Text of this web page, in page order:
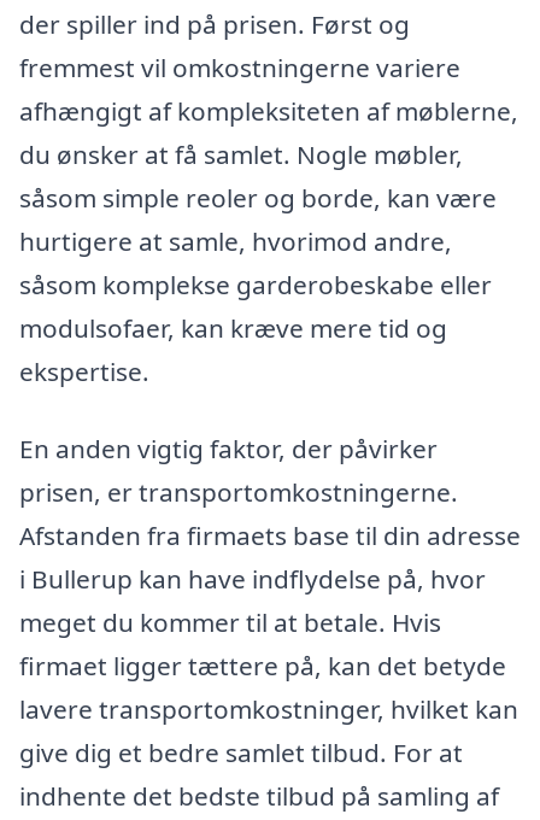
der spiller ind på prisen. Først og
fremmest vil omkostningerne variere
afhængigt af kompleksiteten af møblerne,
du ønsker at få samlet. Nogle møbler,
såsom simple reoler og borde, kan være
hurtigere at samle, hvorimod andre,
såsom komplekse garderobeskabe eller
modulsofaer, kan kræve mere tid og
ekspertise.
En anden vigtig faktor, der påvirker
prisen, er transportomkostningerne.
Afstanden fra firmaets base til din adresse
i Bullerup kan have indflydelse på, hvor
meget du kommer til at betale. Hvis
firmaet ligger tættere på, kan det betyde
lavere transportomkostninger, hvilket kan
give dig et bedre samlet tilbud. For at
indhente det bedste tilbud på samling af